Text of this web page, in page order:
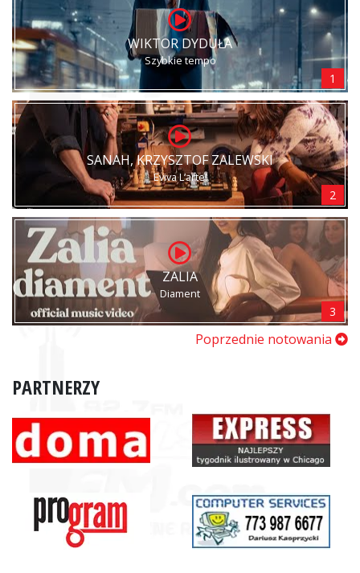
WIKTOR DYDUŁA
Szybkie tempo
1
SANAH, KRZYSZTOF ZALEWSKI
Eviva L’arte!
2
ZALIA
Diament
3
Poprzednie notowania
PARTNERZY